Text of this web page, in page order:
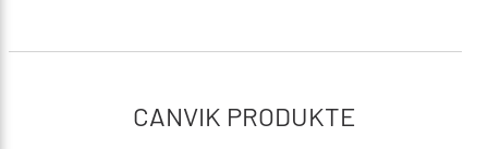
CANVIK PRODUKTE